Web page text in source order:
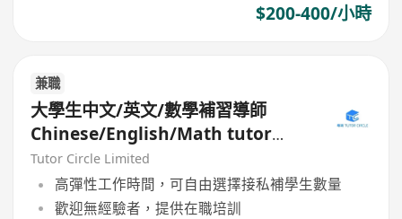
$200-400/小時
兼職
大學生中文/英文/數學補習導師
Chinese/English/Math tutor
(Part Time/Freelancer)
Tutor Circle Limited
高彈性工作時間，可自由選擇接私補學生數量
歡迎無經驗者，提供在職培訓